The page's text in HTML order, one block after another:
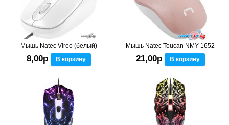
Мышь Natec Vireo (белый)
8,00р В корзину
Мышь Natec Toucan NMY-1652
21,00р В корзину